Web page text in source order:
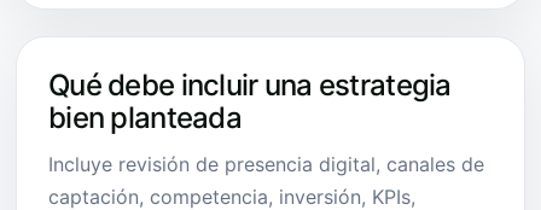
Qué debe incluir una estrategia
bien planteada
Incluye revisión de presencia digital, canales de
captación, competencia, inversión, KPIs,